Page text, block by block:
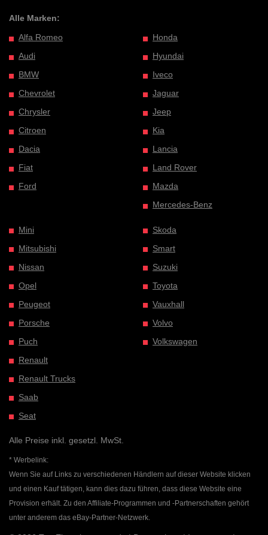
Alle Marken:
Alfa Romeo
Audi
BMW
Chevrolet
Chrysler
Citroen
Dacia
Fiat
Ford
Honda
Hyundai
Iveco
Jaguar
Jeep
Kia
Lancia
Land Rover
Mazda
Mercedes-Benz
Mini
Mitsubishi
Nissan
Opel
Peugeot
Porsche
Puch
Renault
Renault Trucks
Saab
Seat
Skoda
Smart
Suzuki
Toyota
Vauxhall
Volvo
Volkswagen
Alle Preise inkl. gesetzl. MwSt.
* Werbelink:
Wenn Sie auf Links zu verschiedenen Händlern auf dieser Website klicken
und einen Kauf tätigen, kann dies dazu führen, dass diese Website eine
Provision erhält. Zu den Affiliate-Programmen und -Partnerschaften gehört
unter anderem das eBay-Partner-Netzwerk.